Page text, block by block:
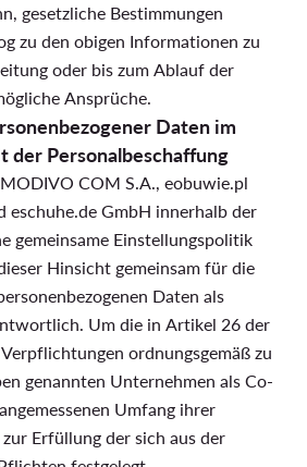
gesetzliche Bestimmungen
zu den obigen Informationen zu
oder bis zum Ablauf der
Ansprüche.
Daten im
der Personalbeschaffung
COM S.A., eobuwie.pl
eschuhe.de GmbH innerhalb der
gemeinsame Einstellungspolitik
Hinsicht gemeinsam für die
Daten als
Um die in Artikel 26 der
ordnungsgemäß zu
genannten Unternehmen als Co-
Umfang ihrer
Erfüllung der sich aus der